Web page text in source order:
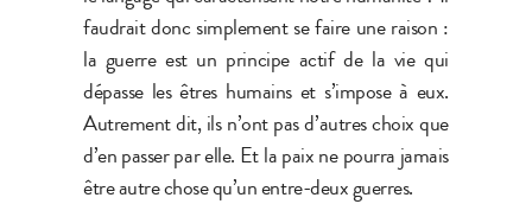
faudrait donc simplement se faire une raison :
la guerre est un principe actif de la vie qui
dépasse les êtres humains et s’impose à eux.
Autrement dit, ils n’ont pas d’autres choix que
d’en passer par elle. Et la paix ne pourra jamais
être autre chose qu’un entre-deux guerres.